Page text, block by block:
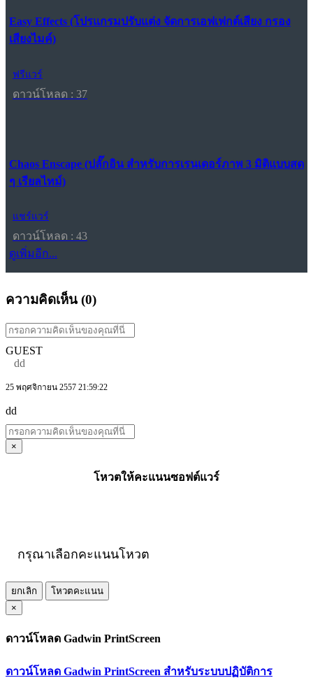
Easy Effects (โปรแกรมปรับแต่ง จัดการเอฟเฟกต์เสียง กรอง
เสียงไมค์)
ฟรีแวร์
ดาวน์โหลด : 37
Chaos Enscape (ปลั๊กอิน สำหรับการเรนเดอร์ภาพ 3 มิติแบบสด
ๆ เรียลไทม์)
แชร์แวร์
ดาวน์โหลด : 43
ดูเพิ่มอีก...
ความคิดเห็น (0)
GUEST
dd
25 พฤศจิกายน 2557 21:59:22
dd
×
โหวตให้คะแนนซอฟต์แวร์
กรุณาเลือกคะแนนโหวต
ยกเลิก
โหวตคะแนน
×
ดาวน์โหลด Gadwin PrintScreen
ดาวน์โหลด Gadwin PrintScreen สำหรับระบบปฏิบัติการ